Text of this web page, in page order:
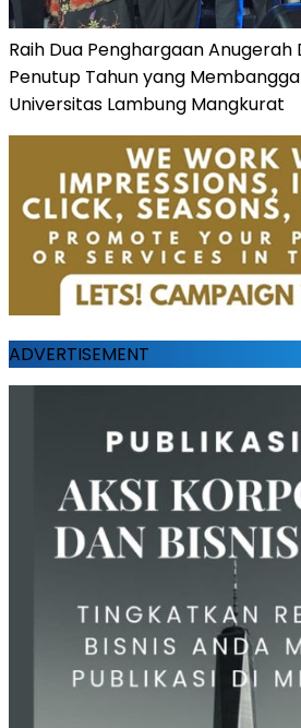
Raih Dua Penghargaan Anugerah
Penutup Tahun yang
Universitas Lambung Mangkurat
ADVERTISEMENT